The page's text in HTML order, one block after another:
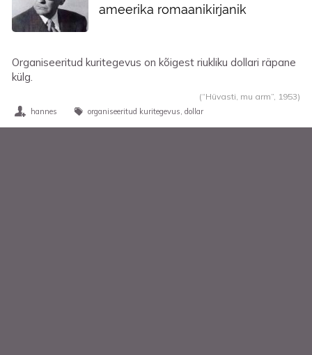
ameerika romaanikirjanik
Organiseeritud kuritegevus on kõigest riukliku dollari räpane
külg.
(“Hüvasti, mu arm”, 1953)
hannes organiseeritud kuritegevus dollar